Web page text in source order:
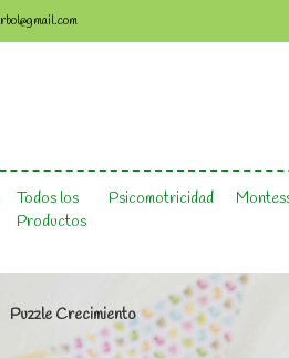
Todos los
Productos
Psicomotricidad
Puzzle Crecimiento